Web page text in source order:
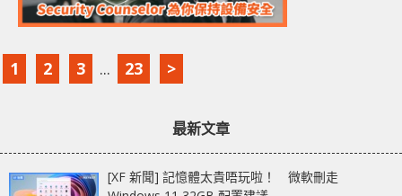
1 2 3 ... 23 >
最新文章
[XF 新聞] 記憶體太貴唔玩啦！ 微軟刪走